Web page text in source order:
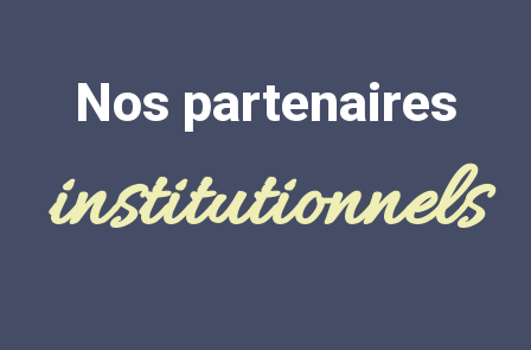
Nos partenaires
institutionnels